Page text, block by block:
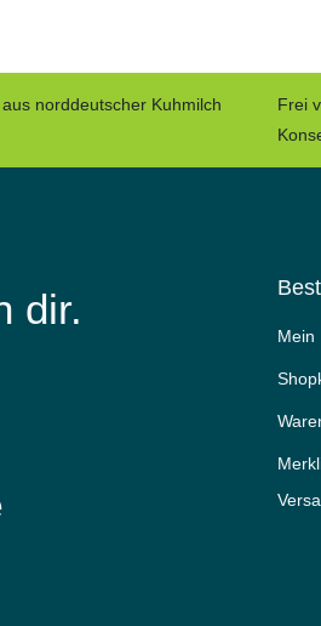
norddeutscher Kuhmilch
Frei
dir.
Mein